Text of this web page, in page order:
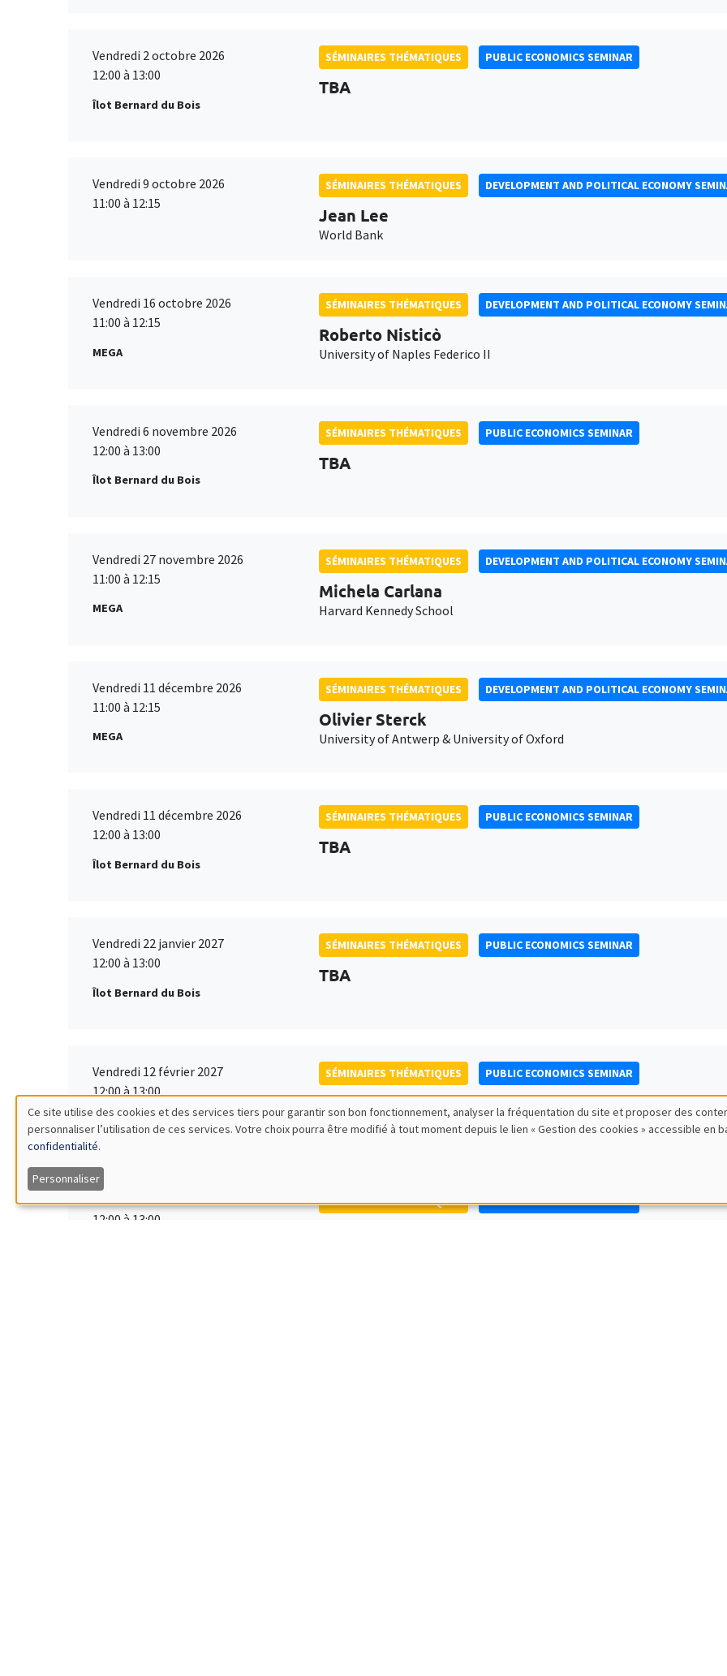
Vendredi 2 octobre 2026
12:00 à 13:00
Îlot Bernard du Bois
SÉMINAIRES THÉMATIQUES PUBLIC ECONOMICS SEMINAR
TBA
Vendredi 9 octobre 2026
11:00 à 12:15
SÉMINAIRES THÉMATIQUES DEVELOPMENT AND POLITICAL ECONOMY
Jean Lee
World Bank
Vendredi 16 octobre 2026
11:00 à 12:15
MEGA
SÉMINAIRES THÉMATIQUES DEVELOPMENT AND POLITICAL ECONOMY
Roberto Nisticò
University of Naples Federico II
Vendredi 6 novembre 2026
12:00 à 13:00
Îlot Bernard du Bois
SÉMINAIRES THÉMATIQUES PUBLIC ECONOMICS SEMINAR
TBA
Vendredi 27 novembre 2026
11:00 à 12:15
MEGA
SÉMINAIRES THÉMATIQUES DEVELOPMENT AND POLITICAL ECONOMY
Michela Carlana
Harvard Kennedy School
Vendredi 11 décembre 2026
11:00 à 12:15
MEGA
SÉMINAIRES THÉMATIQUES DEVELOPMENT AND POLITICAL ECONOMY
Olivier Sterck
University of Antwerp & University of Oxford
Vendredi 11 décembre 2026
12:00 à 13:00
Îlot Bernard du Bois
SÉMINAIRES THÉMATIQUES PUBLIC ECONOMICS SEMINAR
TBA
Vendredi 22 janvier 2027
12:00 à 13:00
Îlot Bernard du Bois
SÉMINAIRES THÉMATIQUES PUBLIC ECONOMICS SEMINAR
TBA
Vendredi 12 février 2027
12:00 à 13:00
Îlot Bernard du Bois
SÉMINAIRES THÉMATIQUES PUBLIC ECONOMICS SEMINAR
TBA
Vendredi 19 mars 2027
12:00 à 13:00
SÉMINAIRES THÉMATIQUES PUBLIC ECONOMICS SEMINAR
Utilisation
des
données
Ce site utilise des cookies et des services tiers pour garantir son bon fonctionnement, analyser la fréquentation du site et proposer des
personnaliser l’utilisation de ces services. Votre choix pourra être modifié à tout moment depuis le lien « Gestion des cookies » accessible en
confidentialité.
Personnaliser